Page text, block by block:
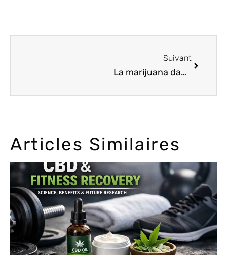
Suivant
La marijuana dans les romans pulp : sexe, mensonges et magazines de fiction
Articles Similaires